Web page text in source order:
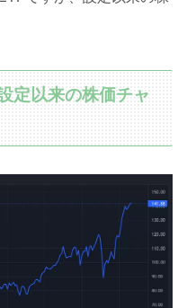
定以来の株価チャ